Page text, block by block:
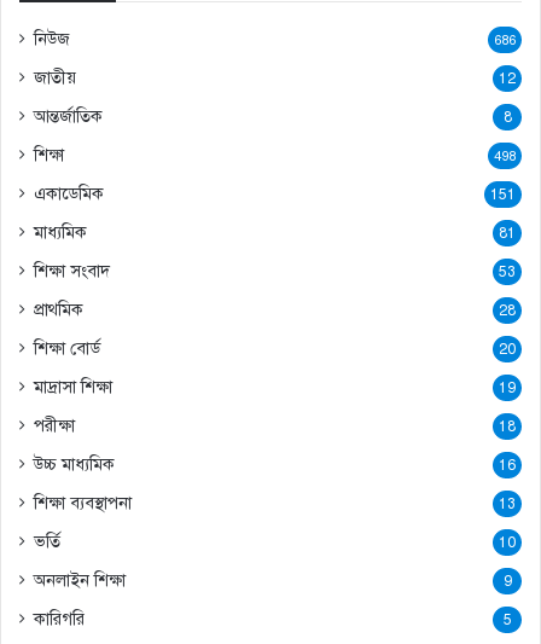
নিউজ 686
জাতীয় 12
আন্তর্জাতিক 8
শিক্ষা 498
একাডেমিক 151
মাধ্যমিক 81
শিক্ষা সংবাদ 53
প্রাথমিক 28
শিক্ষা বোর্ড 20
মাদ্রাসা শিক্ষা 19
পরীক্ষা 18
উচ্চ মাধ্যমিক 16
শিক্ষা ব্যবস্থাপনা 13
ভর্তি 10
অনলাইন শিক্ষা 9
কারিগরি 5